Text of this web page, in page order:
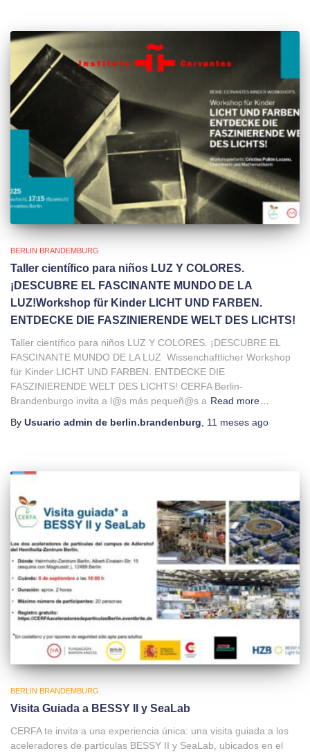
BERLIN BRANDEMBURG
Taller científico para niños LUZ Y COLORES.
¡DESCUBRE EL FASCINANTE MUNDO DE LA
LUZ!Workshop für Kinder LICHT UND FARBEN.
ENTDECKE DIE FASZINIERENDE WELT DES LICHTS!
Taller científico para niños LUZ Y COLORES. ¡DESCUBRE EL
FASCINANTE MUNDO DE LA LUZ Wissenchaftlicher Workshop
für Kinder LICHT UND FARBEN. ENTDECKE DIE
FASZINIERENDE WELT DES LICHTS! CERFA Berlin-
Brandenburgo invita a l@s más pequeñ@s a Read more…
By Usuario admin de berlin.brandenburg 11 meses ago
BERLIN BRANDEMBURG
Visita Guiada a BESSY II y SeaLab
CERFA te invita a una experiencia única: una visita guiada a los
aceleradores de partículas BESSY II y SeaLab, ubicados en el